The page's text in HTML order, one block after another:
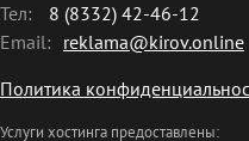
Тел:
8 (8332) 42-46-12
Email: reklama@kirov.online
Политика
Услуги хостинга предоставлены: